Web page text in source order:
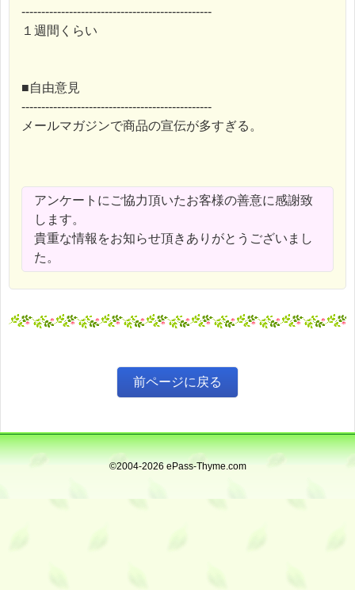
------------------------------------------------
１週間くらい
■自由意見
------------------------------------------------
メールマガジンで商品の宣伝が多すぎる。
アンケートにご協力頂いたお客様の善意に感謝致
します。
貴重な情報をお知らせ頂きありがとうございまし
た。
©2004-2026 ePass-Thyme.com